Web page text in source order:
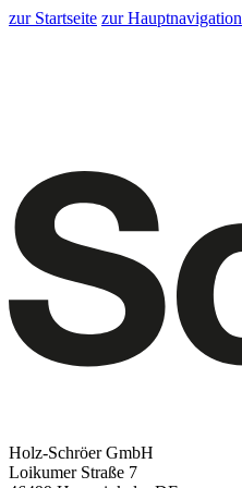
zur Startseite zur Hauptnavigation
Holz-Schröer GmbH
Loikumer Straße 7